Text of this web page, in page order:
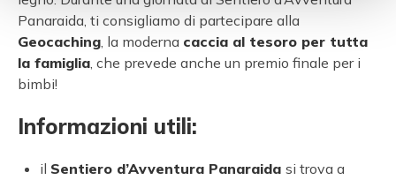
Panaraida, ti consigliamo di partecipare alla
Geocaching, la moderna caccia al tesoro per tutta
la famiglia, che prevede anche un premio finale per i
bimbi!
Informazioni utili:
il Sentiero d’Avventura Panaraida si trova a